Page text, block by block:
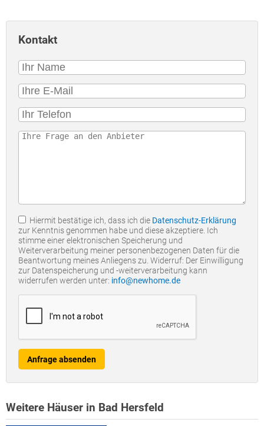
Kontakt
Hiermit bestätige ich, dass ich die Datenschutz-Erklärung
zur Kenntnis genommen habe und diese akzeptiere. Ich
stimme einer elektronischen Speicherung und
Weiterverarbeitung meiner personenbezogenen Daten für die
Beantwortung meines Anliegens zu. Widerruf: Der Einwilligung
zur Datenspeicherung und -weiterverarbeitung kann
widerrufen werden unter: info@newhome.de
Anfrage absenden
Weitere Häuser in Bad Hersfeld